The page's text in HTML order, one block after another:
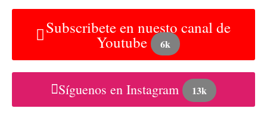
Subscribete en nuesto canal de
Youtube 6k
Síguenos en Instagram 13k